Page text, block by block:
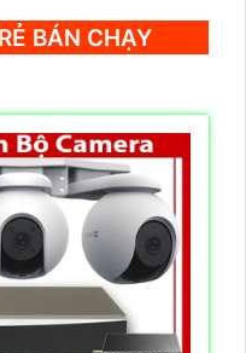
BÁN CHẠY